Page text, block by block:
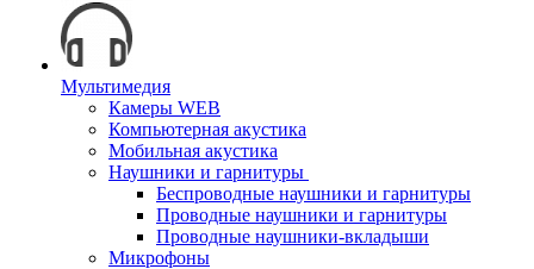
Мультимедия
Камеры WEB
Компьютерная акустика
Мобильная акустика
Наушники и гарнитуры
Беспроводные наушники и гарнитуры
Проводные наушники и гарнитуры
Проводные наушники-вкладыши
Микрофоны